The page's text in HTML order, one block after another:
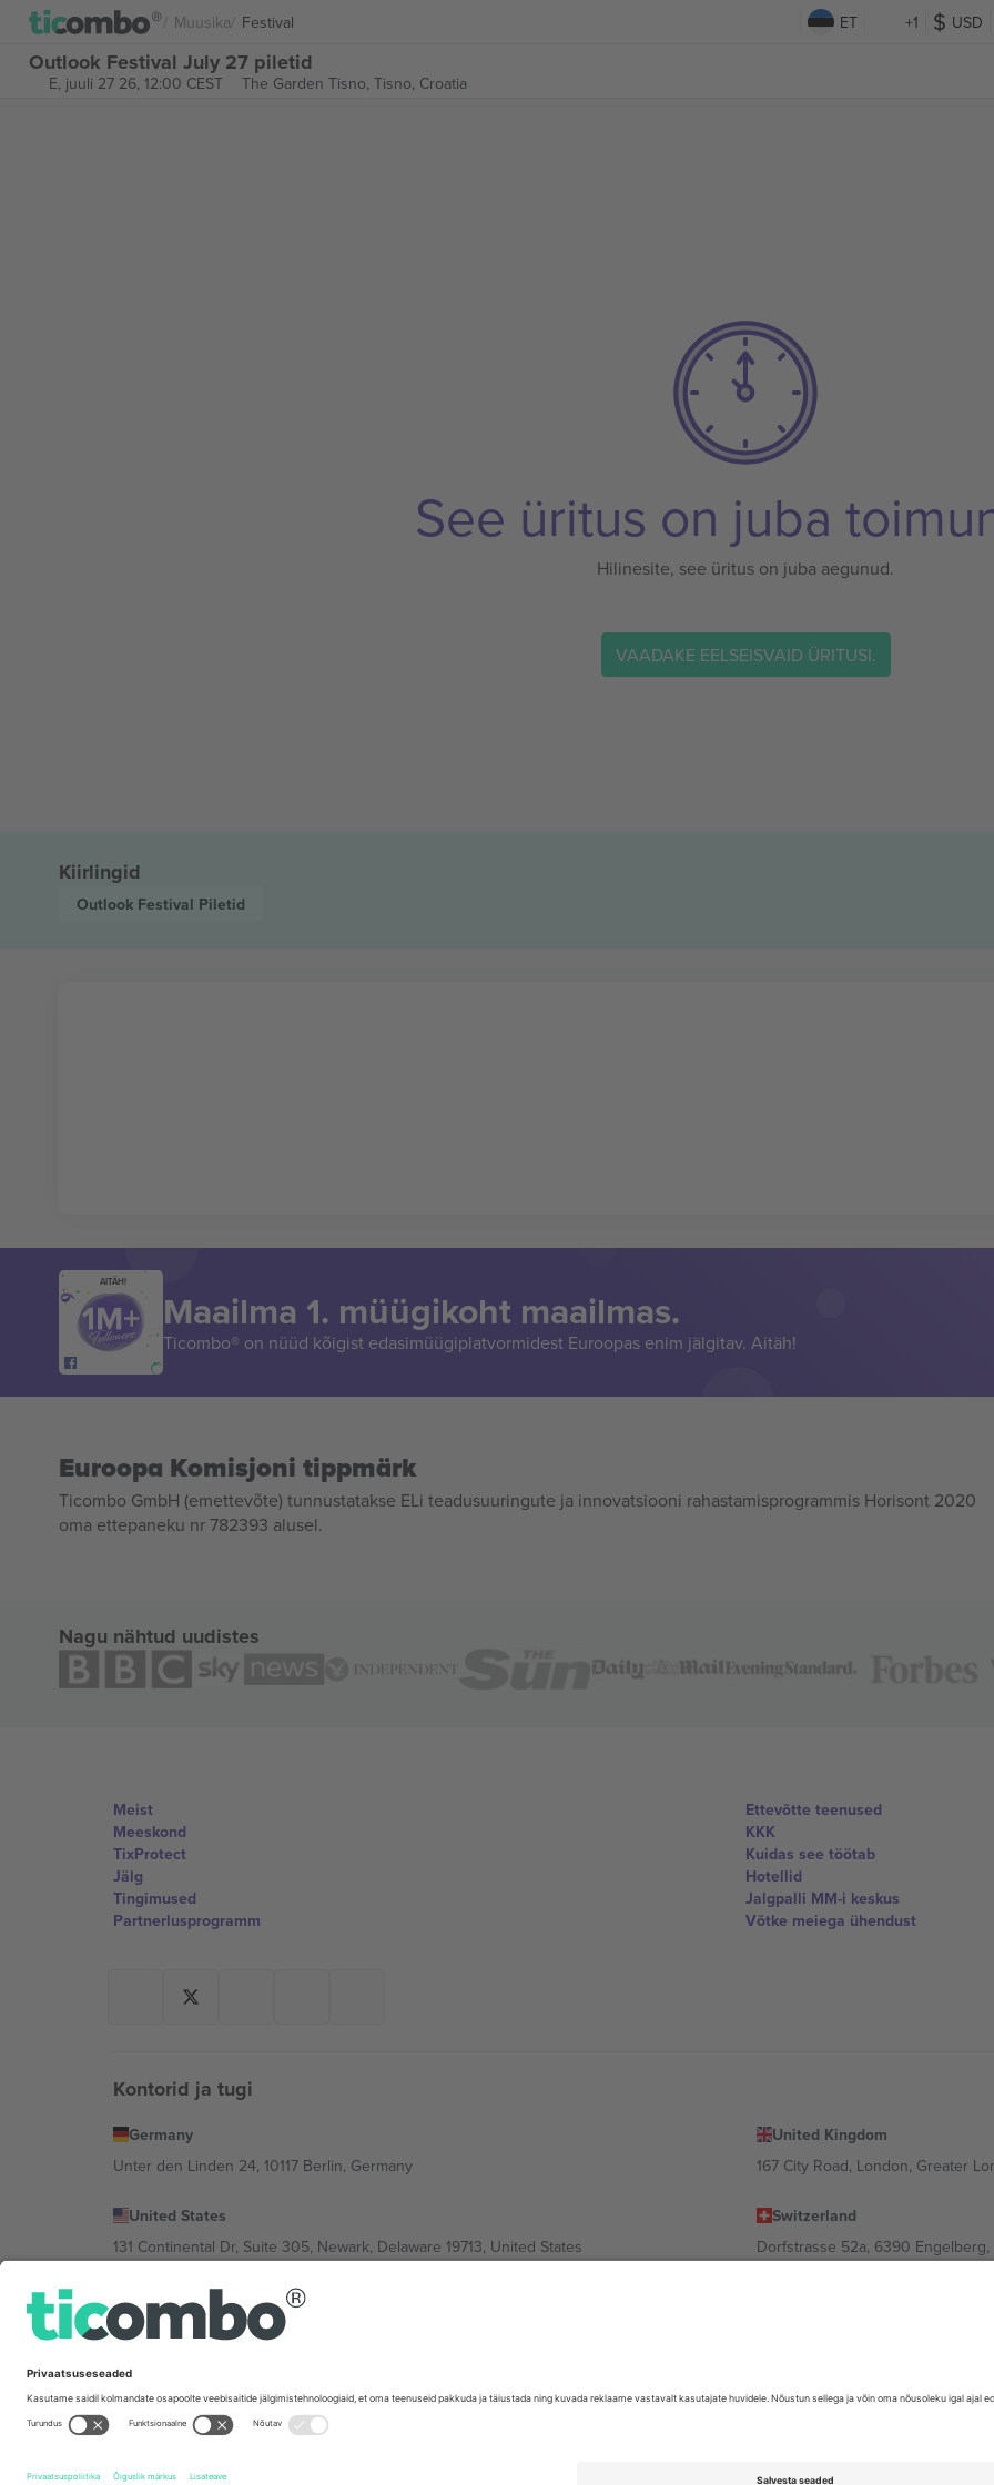
Muusika Festival ET +1 USD
Outlook Festival July 27 piletid
E, juuli 27 26, 12:00 CEST The Garden Tisno, Tisno, Croatia
See üritus on juba
Hilinesite, see üritus on juba aegunud.
VAADAKE EELSEISVAID ÜRITUSI.
Kiirlingid
Outlook Festival Piletid
AITÄH!
Maailma 1. müügikoht maailmas.
Ticombo® on nüüd kõigist edasimüügiplatvormidest Euroopas enim jälgitav. Aitäh!
Euroopa Komisjoni tippmärk
Ticombo GmbH (emettevõte) tunnustatakse ELi teadusuuringute ja innovatsiooni rahastamisprogrammis Horisont 2020
oma ettepaneku nr 782393 alusel.
Nagu nähtud uudistes
Meist
Meeskond
TixProtect
Jälg
Tingimused
Partnerlusprogramm
Ettevõtte teenused
KKK
Kuidas see töötab
Hotellid
Jalgpalli MM-i keskus
Võtke meiega ühendust
Kontorid ja tugi
Germany
Unter den Linden 24, 10117 Berlin, Germany
United Kingdom
167 City Road, London, Greater
United States
131 Continental Dr, Suite 305, Newark, Delaware 19713, United States
Switzerland
Dorfstrasse 52a, 6390
Bulgaria
Regus Sofia City West, bul Totleben 53-55, 1606 Sofia, Bulgaria
Mexico
Av Chapultepec 360, Roma Norte, Cuauhtémoc, 06700 Ciudad de México, CDMX, Mexico
Tingimused.© 2026 Ticombo. Kõik õigused kaitstud.